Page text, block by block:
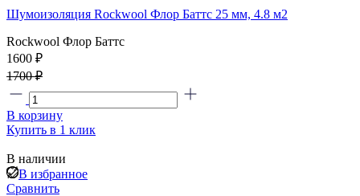
Шумоизоляция Rockwool Флор Баттс 25 мм, 4.8 м2
Rockwool Флор Баттс
1600 ₽
1700 ₽
В корзину
Купить в 1 клик
В наличии
В избранное
Сравнить